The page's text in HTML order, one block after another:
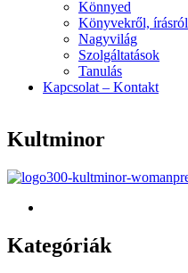
Könnyed
Könyvekről, írásról
Nagyvilág
Szolgáltatások
Tanulás
Kapcsolat – Kontakt
Kultminor
Kategóriák